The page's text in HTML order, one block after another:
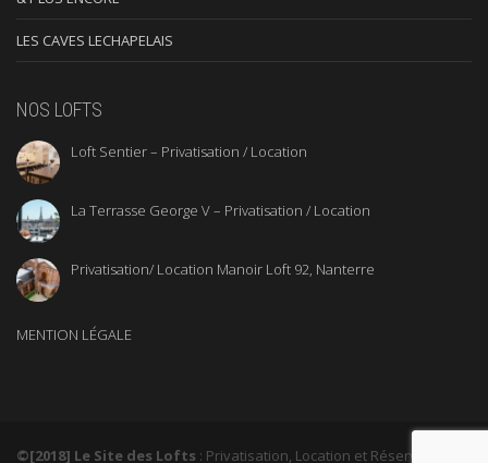
LES CAVES LECHAPELAIS
NOS LOFTS
Loft Sentier – Privatisation / Location
La Terrasse George V – Privatisation / Location
Privatisation/ Location Manoir Loft 92, Nanterre
MENTION LÉGALE
©[2018] Le Site des Lofts : Privatisation, Location et Réservation de